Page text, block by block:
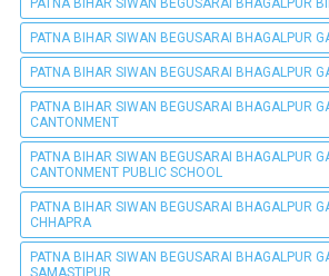
PATNA BIHAR SIWAN BEGUSARAI BHAGALPUR
PATNA BIHAR SIWAN BEGUSARAI BHAGALPUR
PATNA BIHAR SIWAN BEGUSARAI BHAGALPUR
PATNA BIHAR SIWAN BEGUSARAI BHAGALPUR
CANTONMENT
PATNA BIHAR SIWAN BEGUSARAI BHAGALPUR
CANTONMENT PUBLIC SCHOOL
PATNA BIHAR SIWAN BEGUSARAI BHAGALPUR
CHHAPRA
PATNA BIHAR SIWAN BEGUSARAI BHAGALPUR